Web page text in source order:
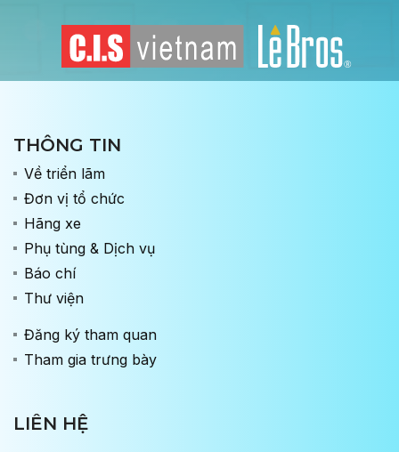
THÔNG TIN
Về triển lãm
Đơn vị tổ chức
Hãng xe
Phụ tùng & Dịch vụ
Báo chí
Thư viện
Đăng ký tham quan
Tham gia trưng bày
LIÊN HỆ